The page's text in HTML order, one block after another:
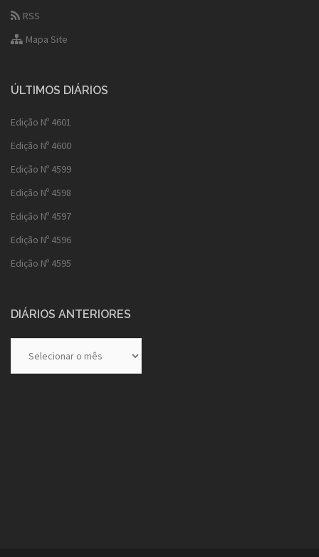
RSS
Mapa Site
ÚLTIMOS DIÁRIOS
Edição Nº 4601
Edição Nº 4600
Edição Nº 4599
Edição Nº 4598
Edição Nº 4597
Edição Nº 4596
Edição Nº 4595
DIÁRIOS ANTERIORES
Anteriores